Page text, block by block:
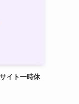
イト一時休